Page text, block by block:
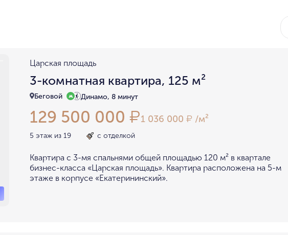
мин. цена
до 15 миллионов 15-30 миллионов
30-50 миллионов 50-70 миллионов
70-100 миллионов от 100 миллионов
на Патриарших на Чистых
в Долине реки Сетунь
внутри Садового Кольца
Царская площадь
3-комнатная квартира, 125 м²
Беговой Динамо, 8 минут
129 500 000 ₽1 036 000 ₽ /м²
5 этаж из 19 с отделкой
Квартира с 3-мя спальнями общей площадью 120 м² в квартале
бизнес-класса «Царская площадь». Квартира расположена на 5-м
этаже в корпусе «Екатерининский».